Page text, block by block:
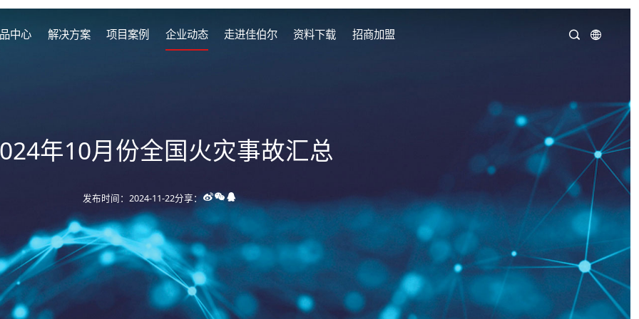
中心 解决方案 项目案例 企业动态 走进佳伯尔 资料下载 招商加盟
年10月份全国火灾事故汇总
发布时间：2024-11-22分享：